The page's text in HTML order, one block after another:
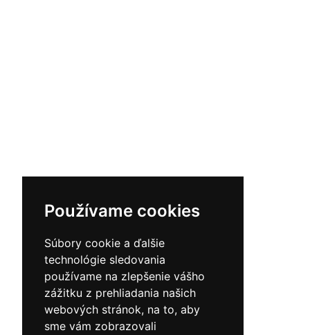
Používame cookies
Súbory cookie a ďalšie
technológie sledovania
používame na zlepšenie vášho
zážitku z prehliadania našich
webových stránok, na to, aby
sme vám zobrazovali